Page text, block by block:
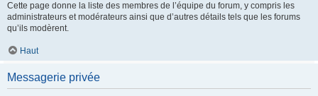
Cette page donne la liste des membres de l’équipe du forum, y compris les
administrateurs et modérateurs ainsi que d’autres détails tels que les forums
qu’ils modèrent.
Haut
Messagerie privée